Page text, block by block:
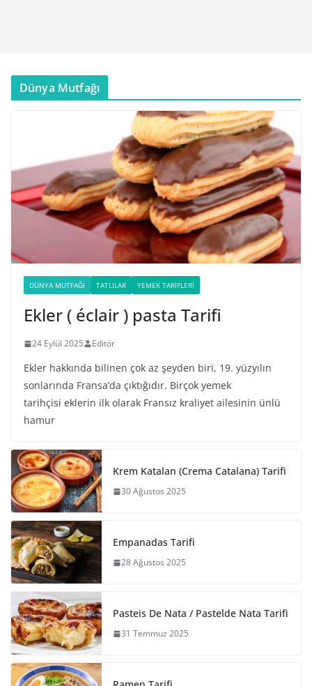
Dünya Mutfağı
DÜNYA MUTFAĞI TATLILAR YEMEK TARIFLERI
Ekler ( éclair ) pasta Tarifi
24 Eylül 2025 Editör
Ekler hakkında bilinen çok az şeyden biri, 19. yüzyılın
sonlarında Fransa’da çıktığıdır. Birçok yemek
tarihçisi eklerin ilk olarak Fransız kraliyet ailesinin ünlü
hamur
Krem Katalan (Crema Catalana) Tarifi
30 Ağustos 2025
Empanadas Tarifi
28 Ağustos 2025
Pasteis De Nata / Pastelde Nata Tarifi
31 Temmuz 2025